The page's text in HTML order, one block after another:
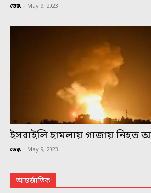
ডেস্ক - May 9, 2023
ইসরাইলি হামলায় গাজায় নিহত
ডেস্ক - May 9, 2023
আন্তর্জাতিক